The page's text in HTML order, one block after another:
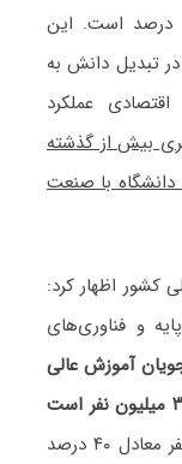
در ترکیه حدود ۱.۴ درصد و در سوئد ۸.۴ درصد است. این
تبدیل دانش به
عملکرد
بیش از گذشته
با صنعت
کشور اظهار کرد:
و فناوری‌های
آموزش عالی
که از این تعداد، یک میلیون و ۴۰۰ هزار نفر معادل ۴۰ درصد